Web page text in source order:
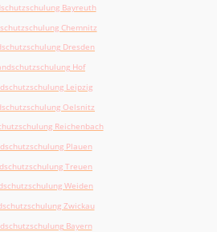
Bayreuth
Chemnitz
Dresden
Hof
Leipzig
Oelsnitz
Reichenbach
Plauen
Treuen
Weiden
Zwickau
Bayern